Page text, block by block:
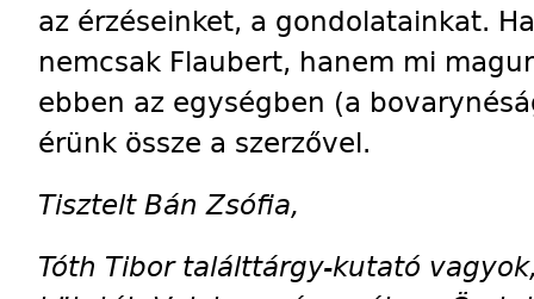
az érzéseinket, a gondolatainkat.
nemcsak Flaubert, hanem mi
ebben az egységben (a
érünk össze a szerzővel.
Tisztelt Bán Zsófia,
Tóth Tibor találttárgy-kutató